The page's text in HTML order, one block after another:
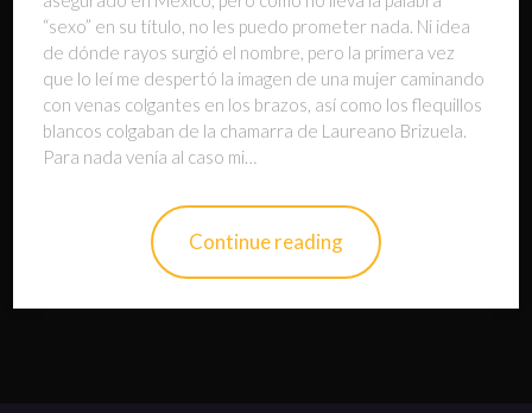
“sexo” en su título, no les puedo prometer nada. Ni idea
de dónde rayos surgió el nombre, pero la primera vez
que lo leí me despertó la imagen de una mujer caminando
con venas colgantes en los brazos, así como los flequillos
blancos colgaban de la chamarra de Laureano Brizuela.
Para nada venía al caso mi…
Continue reading